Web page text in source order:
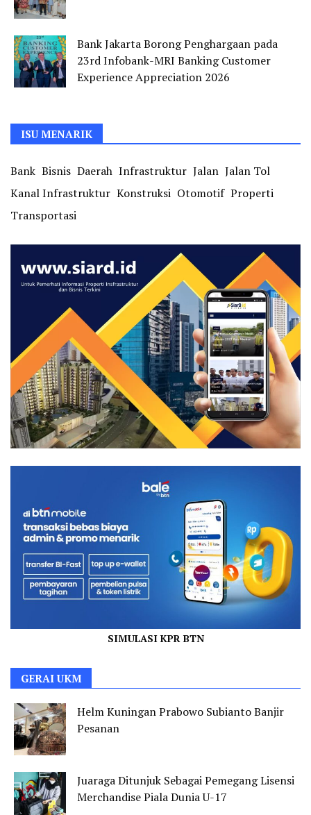
Bank Jakarta Borong Penghargaan pada
23rd Infobank-MRI Banking Customer
Experience Appreciation 2026
ISU MENARIK
Bank Bisnis Daerah Infrastruktur Jalan Jalan Tol
Kanal Infrastruktur Konstruksi Otomotif Properti
Transportasi
SIMULASI KPR BTN
GERAI UKM
Helm Kuningan Prabowo Subianto Banjir
Pesanan
Juaraga Ditunjuk Sebagai Pemegang Lisensi
Merchandise Piala Dunia U-17